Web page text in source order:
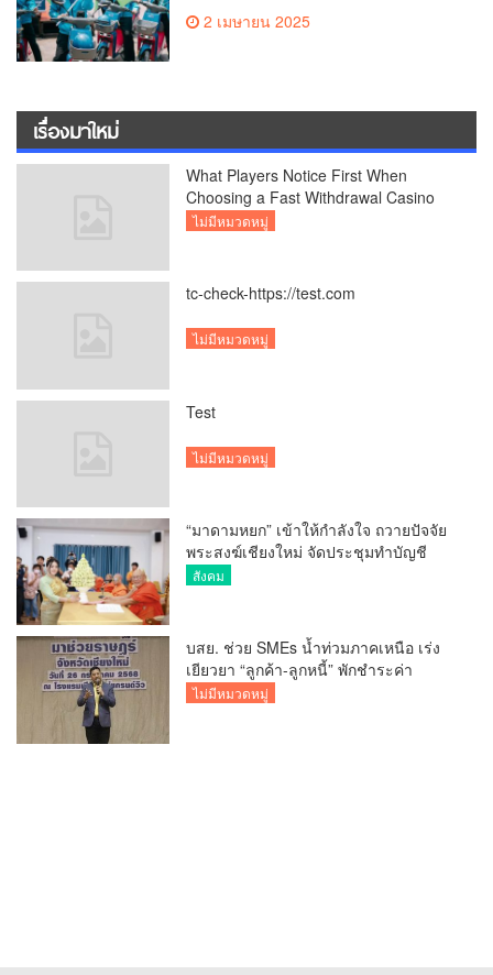
2 เมษายน 2025
เรื่องมาใหม่
What Players Notice First When
Choosing a Fast Withdrawal Casino
UK
ไม่มีหมวดหมู่
tc-check-https://test.com
ไม่มีหมวดหมู่
Test
ไม่มีหมวดหมู่
“มาดามหยก” เข้าให้กำลังใจ ถวายปัจจัย
พระสงฆ์เชียงใหม่ จัดประชุมทำบัญชี
รายรับรายจ่ายของวัด กว่า 300 รูป ที่วัด
สังคม
บสย. ช่วย SMEs น้ำท่วมภาคเหนือ เร่ง
เยียวยา “ลูกค้า-ลูกหนี้” พักชำระค่า
ธรรมเนียม-ค่างวด
ไม่มีหมวดหมู่